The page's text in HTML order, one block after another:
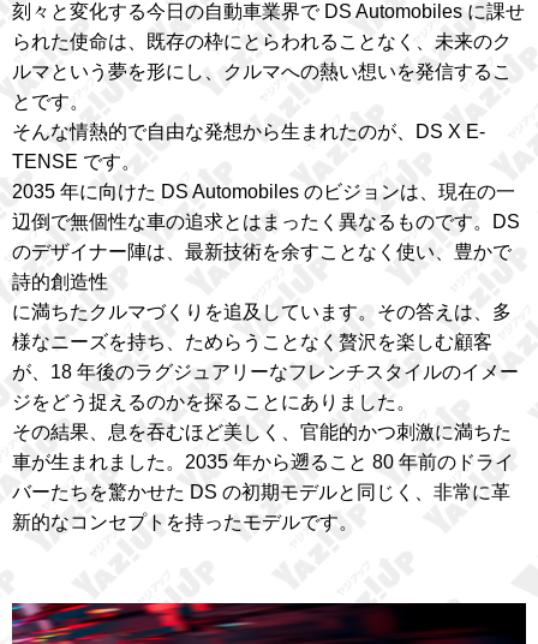
刻々と変化する今日の自動車業界で DS Automobiles に課せ
られた使命は、既存の枠にとらわれることなく、未来のク
ルマという夢を形にし、クルマへの熱い想いを発信するこ
とです。
そんな情熱的で自由な発想から生まれたのが、DS X E-
TENSE です。
2035 年に向けた DS Automobiles のビジョンは、現在の一
辺倒で無個性な車の追求とはまったく異なるものです。DS
のデザイナー陣は、最新技術を余すことなく使い、豊かで
詩的創造性
に満ちたクルマづくりを追及しています。その答えは、多
様なニーズを持ち、ためらうことなく贅沢を楽しむ顧客
が、18 年後のラグジュアリーなフレンチスタイルのイメー
ジをどう捉えるのかを探ることにありました。
その結果、息を吞むほど美しく、官能的かつ刺激に満ちた
車が生まれました。2035 年から遡ること 80 年前のドライ
バーたちを驚かせた DS の初期モデルと同じく、非常に革
新的なコンセプトを持ったモデルです。